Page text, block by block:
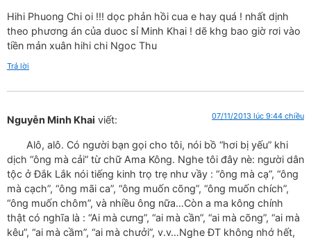
Hihi Phuong Chi oi !!! dọc phản hồi cua e hay quá ! nhất dịnh
theo phương án của duoc sỉ Minh Khai ! dẽ khg bao giờ rơi vào
tiền mản xuân hihi chi Ngoc Thu
Trả lời
Nguyễn Minh Khai viết: 07/11/2013 lúc 9:44 chiều
Alô, alô. Có người bạn gọi cho tôi, nói bồ “hơi bị yếu” khi
dịch “ông mà cải” từ chữ Ama Kông. Nghe tôi đây nè: người dân
tộc ở Đắk Lắk nói tiếng kinh trọ trẹ như vầy : “ông mà cạ”, “ông
mà cạch”, “ông mãi ca”, “ông muốn cõng”, “ông muốn chích”,
“ông muốn chôm”, và nhiều ông nữa…Còn a ma kông chính
thật có nghĩa là : “Ai mà cưng”, “ai mà cần”, “ai mà cõng”, “ai mà
kêu”, “ai mà cầm”, “ai mà chưởi”, v.v…Nghe ĐT không nhớ hết,